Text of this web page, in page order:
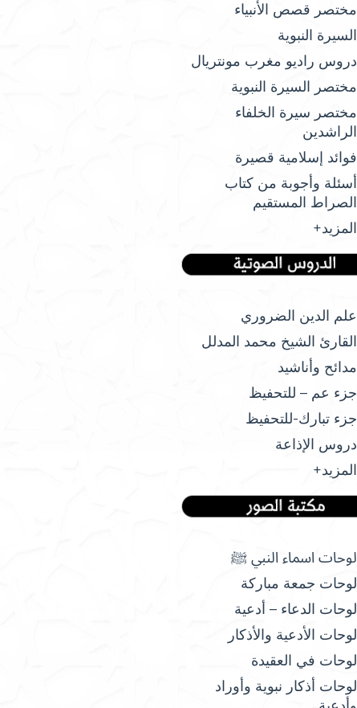
مختصر قصص الأنبياء
السيرة النبوية
دروس راديو مغرب مونتريال
مختصر السيرة النبوية
مختصر سيرة الخلفاء
الراشدين
فوائد إسلامية قصيرة
أسئلة وأجوبة من كتاب
الصراط المستقيم
المزيد+
علم الدين الضروري
القارئ الشيخ محمد المدلل
مدائح وأناشيد
جزء عم – للتحفيظ
جزء تبارك-للتحفيظ
دروس الإذاعة
المزيد+
لوحات اسماء النبي ﷺ
لوحات جمعة مباركة
لوحات الدعاء – أدعية
لوحات الأدعية والأذكار
لوحات في العقيدة
لوحات أذكار نبوية وأوراد